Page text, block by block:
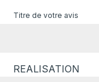
Titre de votre avis
REALISATION